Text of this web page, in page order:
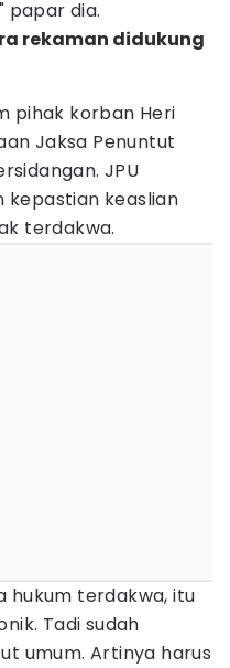
papar dia.
rekaman didukung
pihak korban Heri
Jaksa Penuntut
JPU
kepastian keaslian
terdakwa.
hukum terdakwa, itu
Tadi sudah
umum. Artinya harus